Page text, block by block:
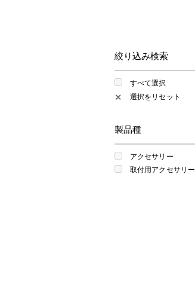
絞り込み検索
すべて選択
✕ 選択をリセット
製品種
アクセサリー
取付用アクセサリー